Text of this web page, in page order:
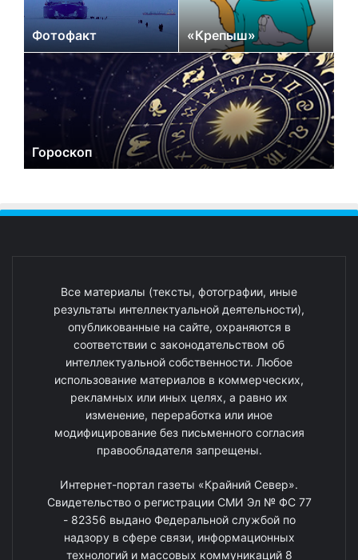
Фотофакт «Крепыш»
Гороскоп
Все материалы (тексты, фотографии, иные
результаты интеллектуальной деятельности),
опубликованные на сайте, охраняются в
соответствии с законодательством об
интеллектуальной собственности. Любое
использование материалов в коммерческих,
рекламных или иных целях, а равно их
изменение, переработка или иное
модифицирование без письменного согласия
правообладателя запрещены.
Интернет-портал газеты «Крайний Север».
Свидетельство о регистрации СМИ Эл № ФС 77
- 82356 выдано Федеральной службой по
надзору в сфере связи, информационных
технологий и массовых коммуникаций 8